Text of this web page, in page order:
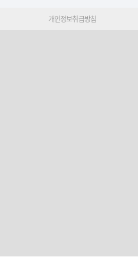
개인정보취급방침